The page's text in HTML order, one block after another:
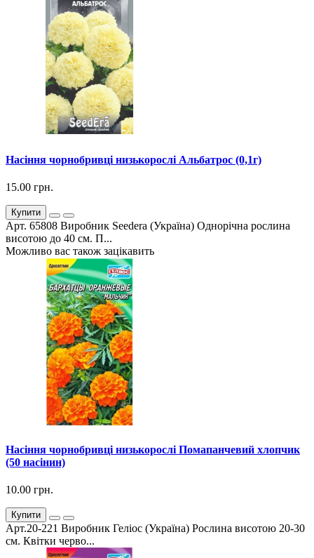
Насіння чорнобривці низькорослі Альбатрос (0,1г)
15.00 грн.
Купити
Арт. 65808 Виробник Seedera (Україна) Однорічна рослина
висотою до 40 см. П...
Можливо вас також зацікавить
Насіння чорнобривці низькорослі Помапанчевий хлопчик
(50 насінин)
10.00 грн.
Купити
Арт.20-221 Виробник Геліос (Україна) Рослина висотою 20-30
см. Квітки черво...